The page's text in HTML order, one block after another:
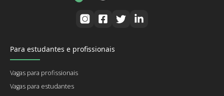
Para estudantes e profissionais
Vagas para profissionais
Vagas para estudantes